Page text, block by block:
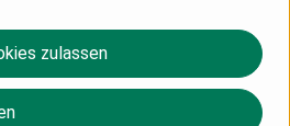
zulassen